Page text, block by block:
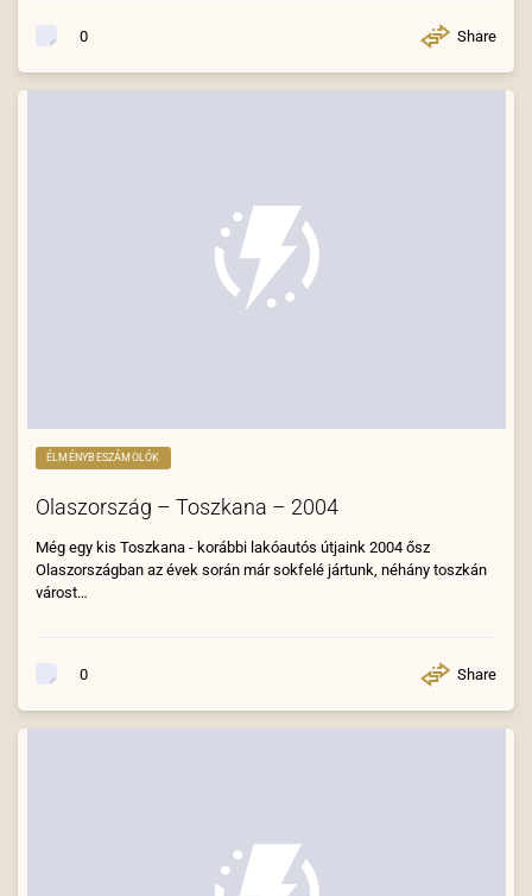
0 Share
ÉLMÉNYBESZÁMOLÓK
Olaszország – Toszkana – 2004
Még egy kis Toszkana - korábbi lakóautós útjaink 2004 ősz
Olaszországban az évek során már sokfelé jártunk, néhány toszkán
várost…
0 Share